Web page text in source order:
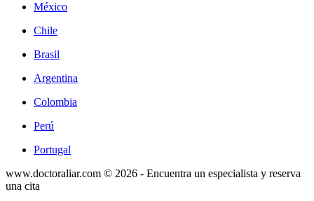
México
Chile
Brasil
Argentina
Colombia
Perú
Portugal
www.doctoraliar.com © 2026 - Encuentra un especialista y reserva
una cita